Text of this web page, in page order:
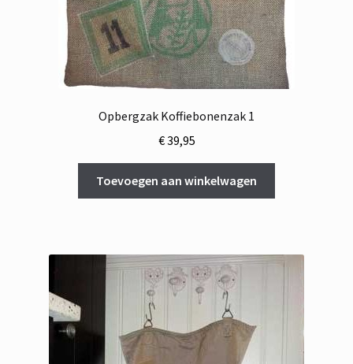
Opbergzak Koffiebonenzak 1
€39,95
Toevoegen aan winkelwagen